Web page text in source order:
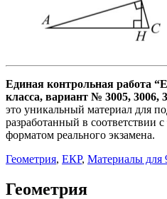
Единая контрольная работа
класса, вариант № 3005, 3006,
это уникальный материал для
разработанный в соответствии
форматом реального экзамена.
Геометрия, ЕКР, Материалы для
Геометрия